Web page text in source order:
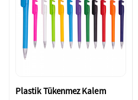
Plastik Tükenmez Kalem